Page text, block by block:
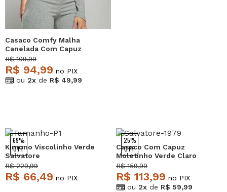
Casaco Comfy Malha
Canelada Com Capuz
Mescla Salvatore
R$ 109,99
R$ 94,99 no PIX
ou 2x de R$ 49,99
69%
OFF
Kimono Viscolinho Verde
Salvatore
R$ 229,99
R$ 66,49 no PIX
25%
OFF
Casaco Com Capuz
Moletinho Verde Claro
Salvatore
R$ 159,99
R$ 113,99 no PIX
ou 2x de R$ 59,99